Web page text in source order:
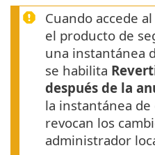
Cuando accede
el producto de
una instantánea
se habilita
después de la
la instantánea
revocan los
administrador